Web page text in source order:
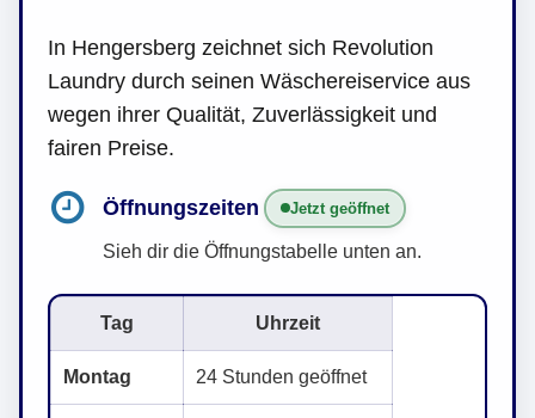
In Hengersberg zeichnet sich Revolution
Laundry durch seinen Wäschereiservice aus
wegen ihrer Qualität, Zuverlässigkeit und
fairen Preise.
Öffnungszeiten Jetzt geöffnet
Sieh dir die Öffnungstabelle unten an.
Tag Uhrzeit
Montag 24 Stunden geöffnet